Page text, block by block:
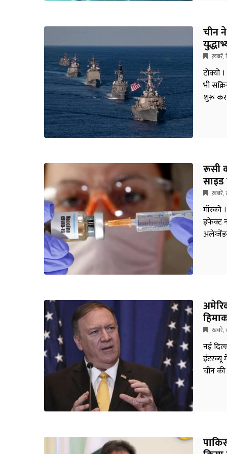
चीन
ख़बरें,
टोक्यो
भी
शुरू कर
रूसी
ख़बरें,
मॉस्को
इफेक्ट
ख़बरें,
नई
इंटरव्यू
चीन